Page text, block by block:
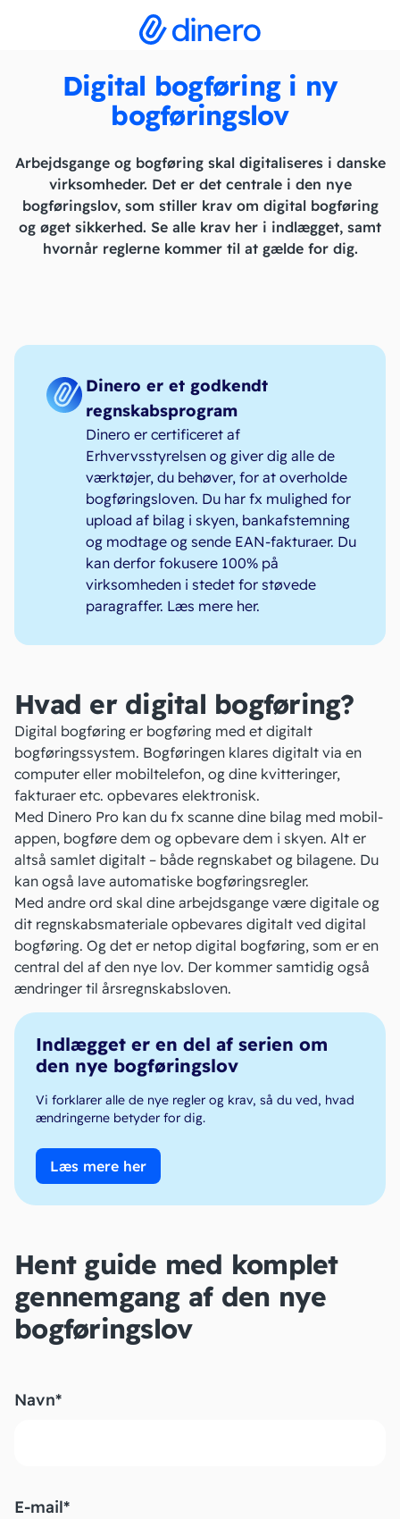
Digital bogføring i ny
bogføringslov
Arbejdsgange og bogføring skal digitaliseres i danske
virksomheder. Det er det centrale i den nye
bogføringslov, som stiller krav om digital bogføring
og øget sikkerhed. Se alle krav her i indlægget, samt
hvornår reglerne kommer til at gælde for dig.
Dinero er et godkendt
regnskabsprogram
Dinero er certificeret af
Erhvervsstyrelsen og giver dig alle de
værktøjer, du behøver, for at overholde
bogføringsloven. Du har fx mulighed for
upload af bilag i skyen, bankafstemning
og modtage og sende EAN-fakturaer. Du
kan derfor fokusere 100% på
virksomheden i stedet for støvede
paragraffer. Læs mere her.
Hvad er digital bogføring?
Digital bogføring er bogføring med et digitalt
bogføringssystem. Bogføringen klares digitalt via en
computer eller mobiltelefon, og dine kvitteringer,
fakturaer etc. opbevares elektronisk.
Med Dinero Pro kan du fx scanne dine bilag med mobil-
appen, bogføre dem og opbevare dem i skyen. Alt er
altså samlet digitalt – både regnskabet og bilagene. Du
kan også lave automatiske bogføringsregler.
Med andre ord skal dine arbejdsgange være digitale og
dit regnskabsmateriale opbevares digitalt ved digital
bogføring. Og det er netop digital bogføring, som er en
central del af den nye lov. Der kommer samtidig også
ændringer til årsregnskabsloven.
Indlægget er en del af serien om
den nye bogføringslov
Vi forklarer alle de nye regler og krav, så du ved, hvad
ændringerne betyder for dig.
Læs mere her
Hent guide med komplet
gennemgang af den nye
bogføringslov
Navn*
E-mail*